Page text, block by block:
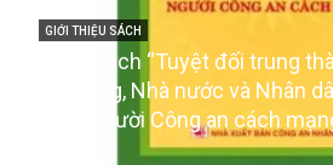
GIỚI THIỆU SÁCH
Cuốn sách “Tuyệt đối trung
với Đảng, Nhà nước và Nhân
cách người Công an cách